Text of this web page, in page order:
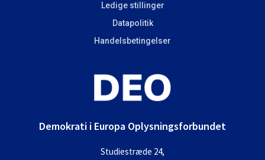
Ledige stillinger
Datapolitik
Handelsbetingelser
Demokrati i Europa Oplysningsforbundet
Studiestræde 24,